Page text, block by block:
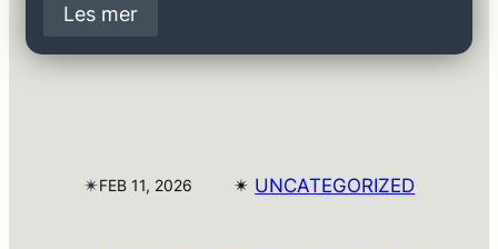
Les mer
✴︎FEB 11, 2026 ✴︎ UNCATEGORIZED